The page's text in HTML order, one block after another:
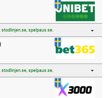
stodlinjen.se, spelpaus.se.
stodlinjen.se, spelpaus.se.